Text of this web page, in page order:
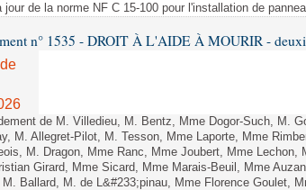
jour de la norme NF C 15-100 pour l'installation de
n° 1535 - DROIT À L'AIDE À MOURIR -
de M. Villedieu, M. Bentz, Mme Dogor-Such, M.
M. Allegret-Pilot, M. Tesson, Mme Laporte, Mme
M. Dragon, Mme Ranc, Mme Joubert, Mme Lechon,
Girard, Mme Sicard, Mme Marais-Beuil, Mme
M. Ballard, M. de L&#233;pinau, Mme Florence Goulet,